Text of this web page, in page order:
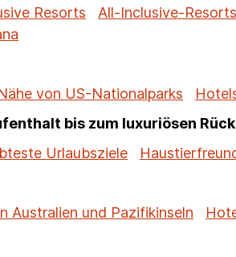
Resorts All-Inclusive-
von US-Nationalparks
bis zum luxuriösen
Urlaubsziele
Australien und Pazifikinseln